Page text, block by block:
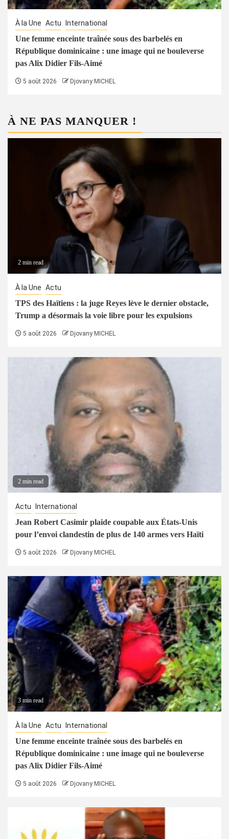
À la Une Actu International
Une femme enceinte traînée sous des barbelés en
République dominicaine : une image qui ne bouleverse
pas Alix Didier Fils-Aimé
5 août 2026 Djovany MICHEL
À NE PAS MANQUER !
2 min read
À la Une Actu
TPS des Haïtiens : la juge Reyes lève le dernier obstacle,
Trump a désormais la voie libre pour les expulsions
5 août 2026 Djovany MICHEL
2 min read
Actu International
Jean Robert Casimir plaide coupable aux États-Unis
pour l’envoi clandestin de plus de 140 armes vers Haïti
5 août 2026 Djovany MICHEL
3 min read
À la Une Actu International
Une femme enceinte traînée sous des barbelés en
République dominicaine : une image qui ne bouleverse
pas Alix Didier Fils-Aimé
5 août 2026 Djovany MICHEL